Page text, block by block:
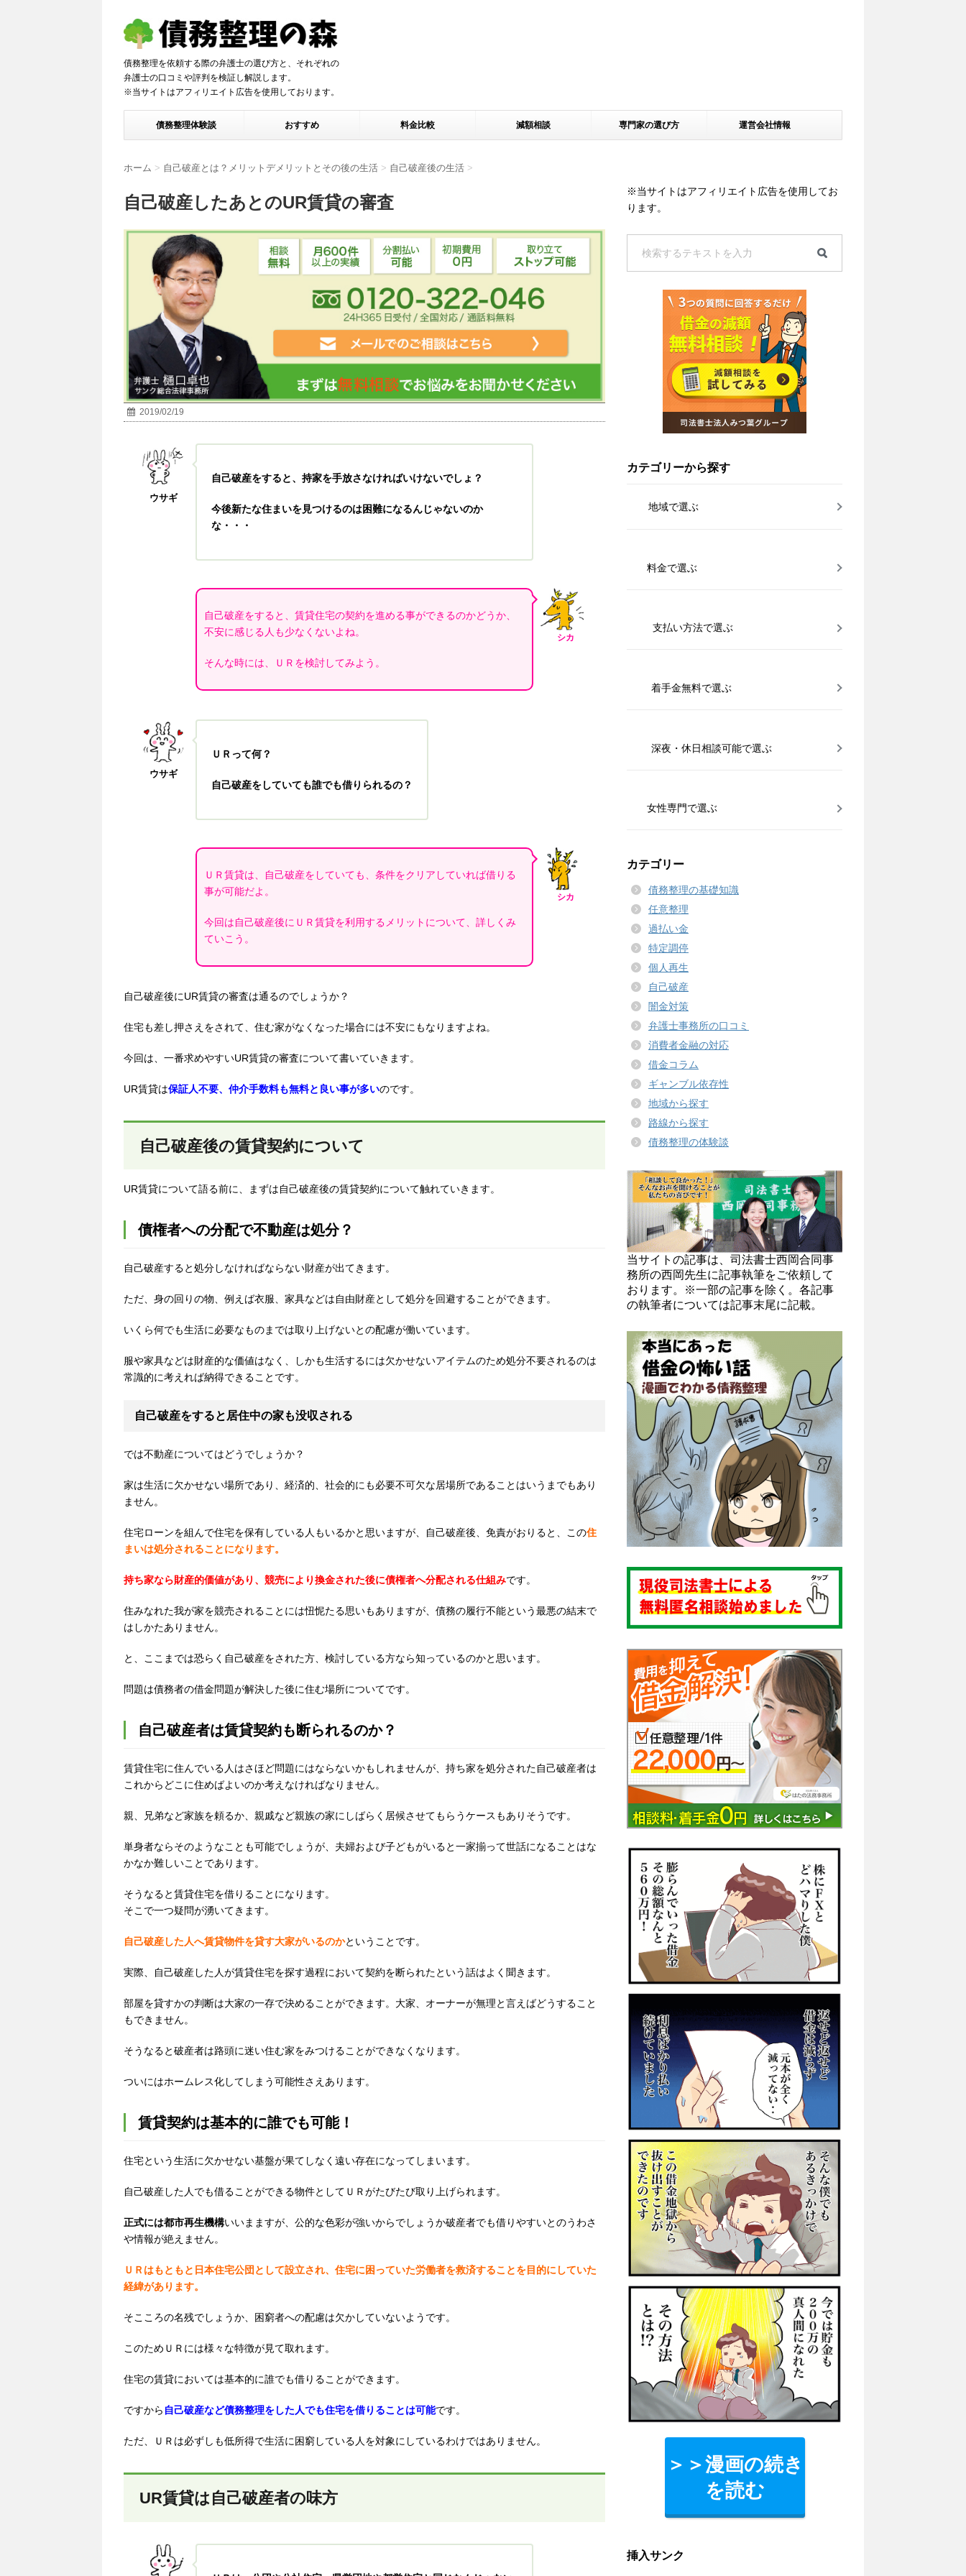
債務整理を依頼する際の弁護士の選び方と、それぞれの
弁護士の口コミや評判を検証し解説します。
※当サイトはアフィリエイト広告を使用しております。
債務整理体験談 おすすめ 料金比較 減額相談 専門家の選び方 運営会社情報
ホーム > 自己破産とは？メリットデメリットとその後の生活 > 自己破産後の生活 >
自己破産したあとのUR賃貸の審査
2019/02/19
ウサギ
自己破産をすると、持家を手放さなければいけないでしょ？
今後新たな住まいを見つけるのは困難になるんじゃないのか
な・・・
シカ
自己破産をすると、賃貸住宅の契約を進める事ができるのかどうか、
不安に感じる人も少なくないよね。
そんな時には、ＵＲを検討してみよう。
ウサギ
ＵＲって何？
自己破産をしていても誰でも借りられるの？
シカ
ＵＲ賃貸は、自己破産をしていても、条件をクリアしていれば借りる
事が可能だよ。
今回は自己破産後にＵＲ賃貸を利用するメリットについて、詳しくみ
ていこう。
自己破産後にUR賃貸の審査は通るのでしょうか？
住宅も差し押さえをされて、住む家がなくなった場合には不安にもなりますよね。
今回は、一番求めやすいUR賃貸の審査について書いていきます。
UR賃貸は保証人不要、仲介手数料も無料と良い事が多いのです。
自己破産後の賃貸契約について
UR賃貸について語る前に、まずは自己破産後の賃貸契約について触れていきます。
債権者への分配で不動産は処分？
自己破産すると処分しなければならない財産が出てきます。
ただ、身の回りの物、例えば衣服、家具などは自由財産として処分を回避することができます。
いくら何でも生活に必要なものまでは取り上げないとの配慮が働いています。
服や家具などは財産的な価値はなく、しかも生活するには欠かせないアイテムのため処分不要されるのは
常識的に考えれば納得できることです。
自己破産をすると居住中の家も没収される
では不動産についてはどうでしょうか？
家は生活に欠かせない場所であり、経済的、社会的にも必要不可欠な居場所であることはいうまでもあり
ません。
住宅ローンを組んで住宅を保有している人もいるかと思いますが、自己破産後、免責がおりると、この住
まいは処分されることになります。
持ち家なら財産的価値があり、競売により換金された後に債権者へ分配される仕組みです。
住みなれた我が家を競売されることには忸怩たる思いもありますが、債務の履行不能という最悪の結末で
はしかたありません。
と、ここまでは恐らく自己破産をされた方、検討している方なら知っているのかと思います。
問題は債務者の借金問題が解決した後に住む場所についてです。
自己破産者は賃貸契約も断られるのか？
賃貸住宅に住んでいる人はさほど問題にはならないかもしれませんが、持ち家を処分された自己破産者は
これからどこに住めばよいのか考えなければなりません。
親、兄弟など家族を頼るか、親戚など親族の家にしばらく居候させてもらうケースもありそうです。
単身者ならそのようなことも可能でしょうが、夫婦および子どもがいると一家揃って世話になることはな
かなか難しいことであります。
そうなると賃貸住宅を借りることになります。
そこで一つ疑問が湧いてきます。
自己破産した人へ賃貸物件を貸す大家がいるのかということです。
実際、自己破産した人が賃貸住宅を探す過程において契約を断られたという話はよく聞きます。
部屋を貸すかの判断は大家の一存で決めることができます。大家、オーナーが無理と言えばどうすること
もできません。
そうなると破産者は路頭に迷い住む家をみつけることができなくなります。
ついにはホームレス化してしまう可能性さえあります。
賃貸契約は基本的に誰でも可能！
住宅という生活に欠かせない基盤が果てしなく遠い存在になってしまいます。
自己破産した人でも借ることができる物件としてＵＲがたびたび取り上げられます。
正式には都市再生機構いいまますが、公的な色彩が強いからでしょうか破産者でも借りやすいとのうわさ
や情報が絶えません。
ＵＲはもともと日本住宅公団として設立され、住宅に困っていた労働者を救済することを目的にしていた
経緯があります。
そこころの名残でしょうか、困窮者への配慮は欠かしていないようです。
このためＵＲには様々な特徴が見て取れます。
住宅の賃貸においては基本的に誰でも借りることができます。
ですから 自己破産など債務整理をした人でも住宅を借りることは可能です。
ただ、ＵＲは必ずしも低所得で生活に困窮している人を対象にしているわけではありません。
UR賃貸は自己破産者の味方
※当サイトはアフィリエイト広告を使用してお
ります。
カテゴリーから探す
地域で選ぶ
料金で選ぶ
支払い方法で選ぶ
着手金無料で選ぶ
深夜・休日相談可能で選ぶ
女性専門で選ぶ
カテゴリー
債務整理の基礎知識
任意整理
過払い金
特定調停
個人再生
自己破産
闇金対策
弁護士事務所の口コミ
消費者金融の対応
借金コラム
ギャンブル依存性
地域から探す
路線から探す
債務整理の体験談
当サイトの記事は、司法書士西岡合同事
務所の西岡先生に記事執筆をご依頼して
おります。※一部の記事を除く。各記事
の執筆者については記事末尾に記載。
＞＞漫画の続き
を読む
挿入サンク